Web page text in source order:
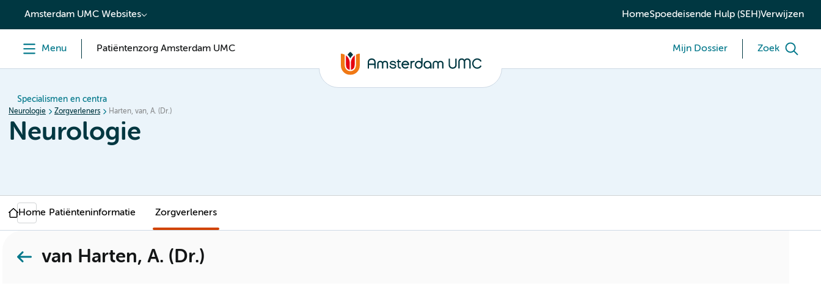
content
Amsterdam UMC Websites HomeSpoedeisende Hulp (SEH)Verwijzen
Menu Patiëntenzorg Amsterdam UMC Mijn Dossier Zoek
Specialismen en centra
Neurologie Zorgverleners Harten, van, A. (Dr.)
Neurologie
Home Patiënteninformatie Zorgverleners
van Harten, A. (Dr.)